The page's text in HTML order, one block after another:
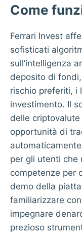
Come
Ferrari Invest
sofisticati
sull’intelligenza
deposito di
rischio preferiti, i
investimento. Il
delle
opportunità di
per gli utenti che
competenze per
demo della
familiarizzare
impegnare
prezioso